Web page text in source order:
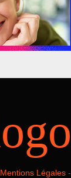
Mentions Légales-